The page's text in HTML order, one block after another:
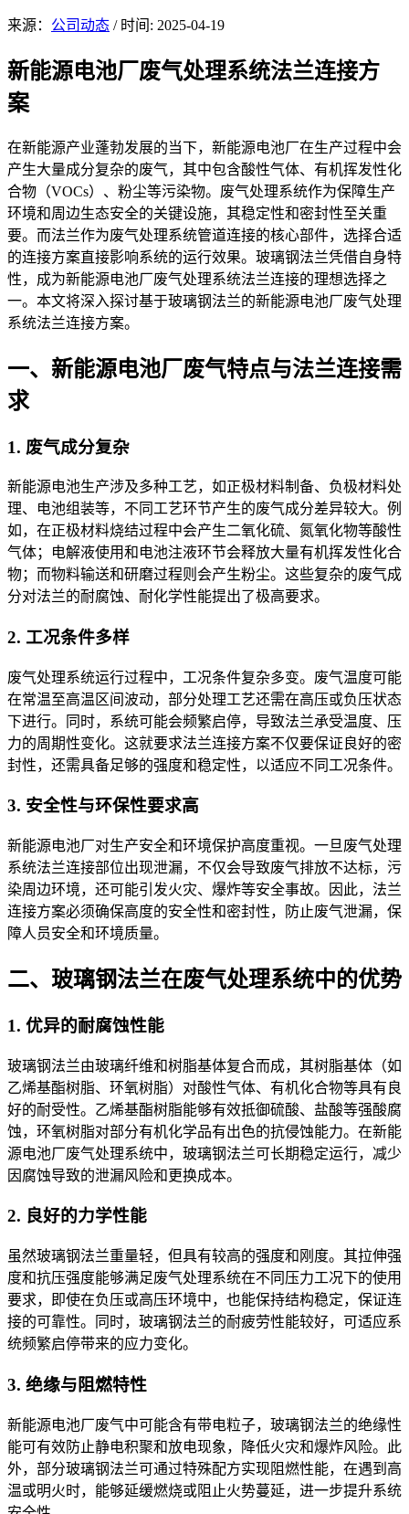
来源： 公司动态 / 时间: 2025-04-19
新能源电池厂废气处理系统法兰连接方
案
在新能源产业蓬勃发展的当下，新能源电池厂在生产过程中会
产生大量成分复杂的废气，其中包含酸性气体、有机挥发性化
合物（VOCs）、粉尘等污染物。废气处理系统作为保障生产
环境和周边生态安全的关键设施，其稳定性和密封性至关重
要。而法兰作为废气处理系统管道连接的核心部件，选择合适
的连接方案直接影响系统的运行效果。玻璃钢法兰凭借自身特
性，成为新能源电池厂废气处理系统法兰连接的理想选择之
一。本文将深入探讨基于玻璃钢法兰的新能源电池厂废气处理
系统法兰连接方案。
一、新能源电池厂废气特点与法兰连接需
求
1. 废气成分复杂
新能源电池生产涉及多种工艺，如正极材料制备、负极材料处
理、电池组装等，不同工艺环节产生的废气成分差异较大。例
如，在正极材料烧结过程中会产生二氧化硫、氮氧化物等酸性
气体；电解液使用和电池注液环节会释放大量有机挥发性化合
物；而物料输送和研磨过程则会产生粉尘。这些复杂的废气成
分对法兰的耐腐蚀、耐化学性能提出了极高要求。
2. 工况条件多样
废气处理系统运行过程中，工况条件复杂多变。废气温度可能
在常温至高温区间波动，部分处理工艺还需在高压或负压状态
下进行。同时，系统可能会频繁启停，导致法兰承受温度、压
力的周期性变化。这就要求法兰连接方案不仅要保证良好的密
封性，还需具备足够的强度和稳定性，以适应不同工况条件。
3. 安全性与环保性要求高
新能源电池厂对生产安全和环境保护高度重视。一旦废气处理
系统法兰连接部位出现泄漏，不仅会导致废气排放不达标，污
染周边环境，还可能引发火灾、爆炸等安全事故。因此，法兰
连接方案必须确保高度的安全性和密封性，防止废气泄漏，保
障人员安全和环境质量。
二、玻璃钢法兰在废气处理系统中的优势
1. 优异的耐腐蚀性能
玻璃钢法兰由玻璃纤维和树脂基体复合而成，其树脂基体（如
乙烯基酯树脂、环氧树脂）对酸性气体、有机化合物等具有良
好的耐受性。乙烯基酯树脂能够有效抵御硫酸、盐酸等强酸腐
蚀，环氧树脂对部分有机化学品有出色的抗侵蚀能力。在新能
源电池厂废气处理系统中，玻璃钢法兰可长期稳定运行，减少
因腐蚀导致的泄漏风险和更换成本。
2. 良好的力学性能
虽然玻璃钢法兰重量轻，但具有较高的强度和刚度。其拉伸强
度和抗压强度能够满足废气处理系统在不同压力工况下的使用
要求，即使在负压或高压环境中，也能保持结构稳定，保证连
接的可靠性。同时，玻璃钢法兰的耐疲劳性能较好，可适应系
统频繁启停带来的应力变化。
3. 绝缘与阻燃特性
新能源电池厂废气中可能含有带电粒子，玻璃钢法兰的绝缘性
能可有效防止静电积聚和放电现象，降低火灾和爆炸风险。此
外，部分玻璃钢法兰可通过特殊配方实现阻燃性能，在遇到高
温或明火时，能够延缓燃烧或阻止火势蔓延，进一步提升系统